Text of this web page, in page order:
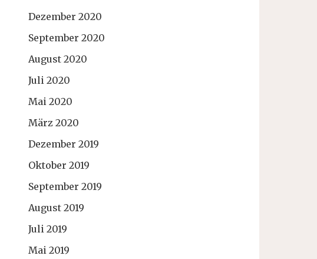
Dezember 2020
September 2020
August 2020
Juli 2020
Mai 2020
März 2020
Dezember 2019
Oktober 2019
September 2019
August 2019
Juli 2019
Mai 2019